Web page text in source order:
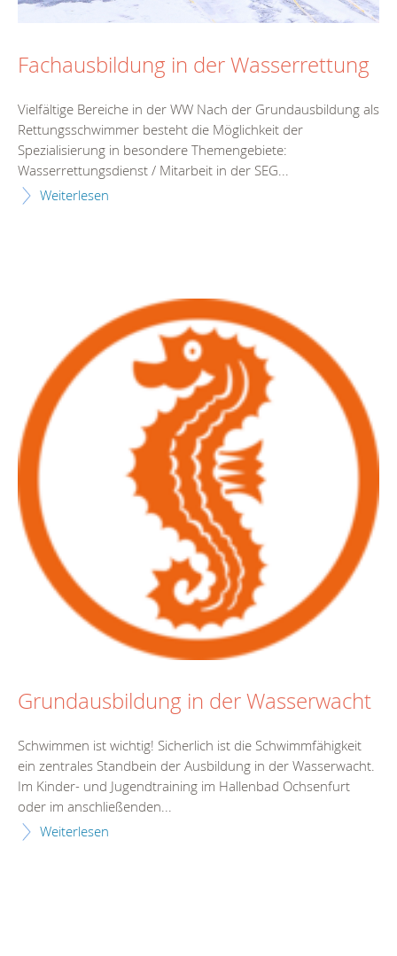
Fachausbildung in der Wasserrettung
Vielfältige Bereiche in der WW Nach der Grundausbildung als
Rettungsschwimmer besteht die Möglichkeit der
Spezialisierung in besondere Themengebiete:
Wasserrettungsdienst / Mitarbeit in der SEG...
Weiterlesen
Grundausbildung in der Wasserwacht
Schwimmen ist wichtig! Sicherlich ist die Schwimmfähigkeit
ein zentrales Standbein der Ausbildung in der Wasserwacht.
Im Kinder- und Jugendtraining im Hallenbad Ochsenfurt
oder im anschließenden...
Weiterlesen